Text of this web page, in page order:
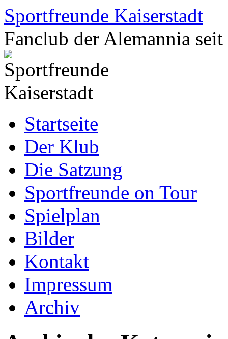
Zum
Inhalt
springen
Sportfreunde Kaiserstadt
Fanclub der Alemannia
Startseite
Der Klub
Die Satzung
Sportfreunde on Tour
Spielplan
Bilder
Kontakt
Impressum
Archiv